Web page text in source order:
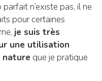
n’existe pas, il ne
pour certaines
je suis très
une utilisation
nature que je pratique